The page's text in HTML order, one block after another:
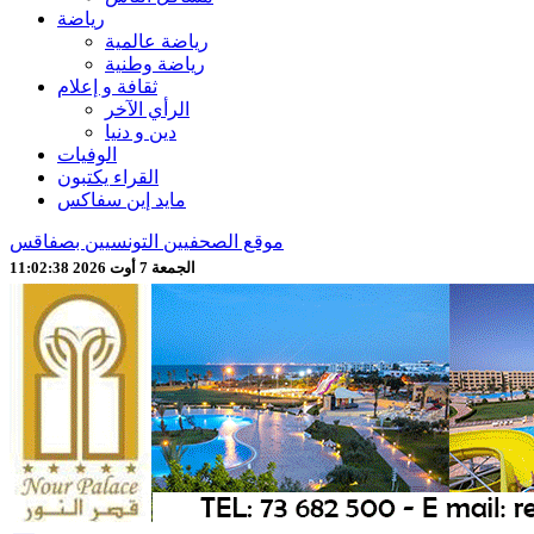
رياضة
رياضة عالمية
رياضة وطنية
ثقافة و إعلام
الرأي الآخر
دين و دنيا
الوفيات
القراء يكتبون
مايد إين سفاكس
موقع الصحفيين التونسيين بصفاقس
الجمعة 7 أوت 2026 11:02:40